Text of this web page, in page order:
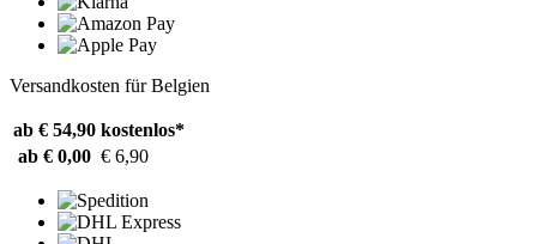
Versandkosten für Belgien
ab € 54,90 kostenlos*
ab € 0,00 € 6,90